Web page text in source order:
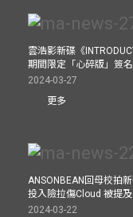
雲浩影新碟《
期間限定「心碎版」簽
2024-03-27
更多
ANSONBEAN回母校拍
投入險拉傷Cloud 被提
2024-03-22